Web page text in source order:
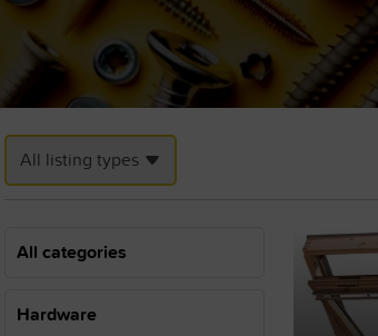
All listing types
All categories
Hardware